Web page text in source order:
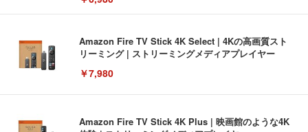
Amazon Fire TV Stick 4K Select | 4Kの高画質スト
リーミング | ストリーミングメディアプレイヤー
￥7,980
Amazon Fire TV Stick 4K Plus | 映画館のような4K